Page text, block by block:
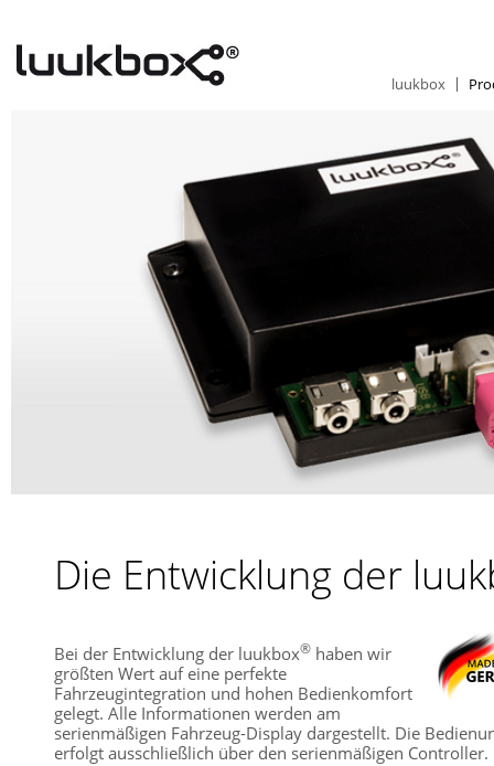
luukbox
Die Entwicklung der
Bei der Entwicklung der luukbox® haben wir
größten Wert auf eine perfekte
Fahrzeugintegration und hohen Bedienkomfort
gelegt. Alle Informationen werden am
serienmäßigen Fahrzeug-Display dargestellt. Die
erfolgt ausschließlich über den serienmäßigen Controller.